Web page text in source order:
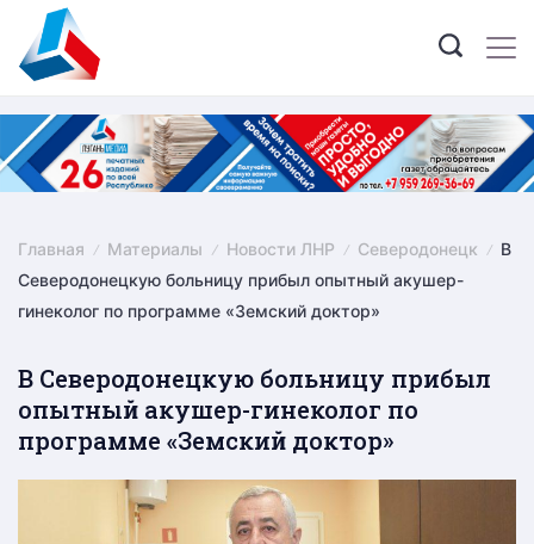
content
Главная Материалы Новости ЛНР Северодонецк
В
Северодонецкую больницу прибыл опытный акушер-
гинеколог по программе «Земский доктор»
В Северодонецкую больницу прибыл
опытный акушер-гинеколог по
программе «Земский доктор»